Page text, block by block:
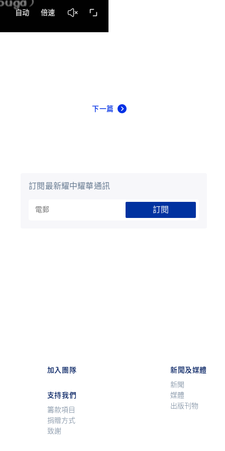
下一篇
訂閱最新耀中耀華通訊
訂閱
加入團隊
支持我們
籌款項目
捐贈方式
致謝
新聞及媒體
新聞
媒體
出版刊物